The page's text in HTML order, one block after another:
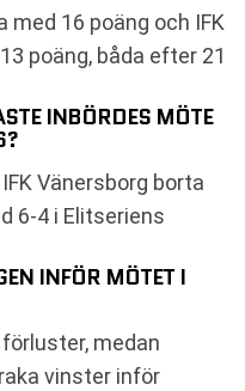
med 16 poäng och IFK
poäng, båda efter 21
INBÖRDES MÖTE
Vänersborg borta
6-4 i Elitseriens
INFÖR MÖTET I
medan
vinster inför